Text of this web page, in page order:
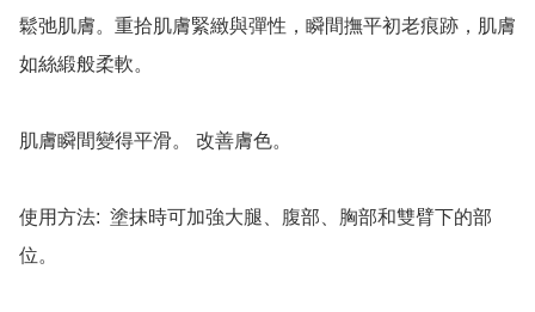
鬆弛肌膚。重拾肌膚緊緻與彈性，瞬間撫平初老痕跡，肌膚
如絲緞般柔軟。
肌膚瞬間變得平滑。 改善膚色。
使用方法:  塗抹時可加強大腿、腹部、胸部和雙臂下的部
位。